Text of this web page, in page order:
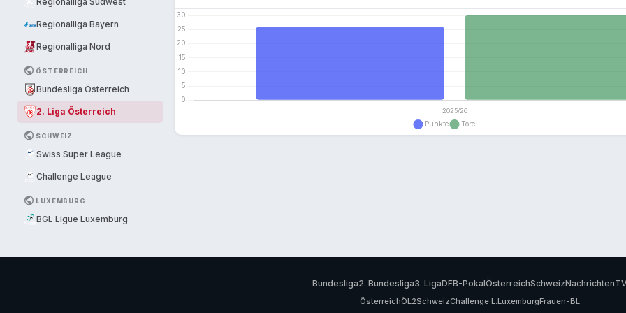
Regionalliga Bayern
Regionalliga Nord
PUBLIC ÖSTERREICH
Bundesliga Österreich
2. Liga Österreich
PUBLIC SCHWEIZ
Swiss Super League
Challenge League
PUBLIC LUXEMBURG
BGL Ligue Luxemburg
Bundesliga2. Bundesliga3. LigaDFB-PokalÖsterreichSchweizNachrichten
ÖsterreichÖL2SchweizChallenge L.LuxemburgFrauen-BL